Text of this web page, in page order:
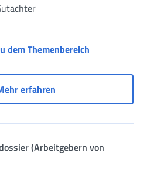
dem ThemenbereichPortal für
erfahrenPortal für ärztliche
(Arbeitgebern von